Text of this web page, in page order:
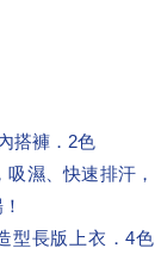
搭褲．2色
濕、快速排汗，
型長版上衣．4色